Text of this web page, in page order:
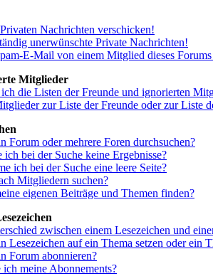
Nachrichten verschicken!
unerwünschte Private Nachrichten!
E-Mail von einem Mitglied dieses
Mitglieder
die Listen der Freunde und ignorierten
zur Liste der Freunde oder zur Liste
Forum oder mehrere Foren durchsuchen?
ich bei der Suche keine Ergebnisse?
ich bei der Suche eine leere Seite?
Mitgliedern suchen?
eigenen Beiträge und Themen finden?
zwischen einem Lesezeichen und
Lesezeichen auf ein Thema setzen oder ein
Forum abonnieren?
meine Abonnements?